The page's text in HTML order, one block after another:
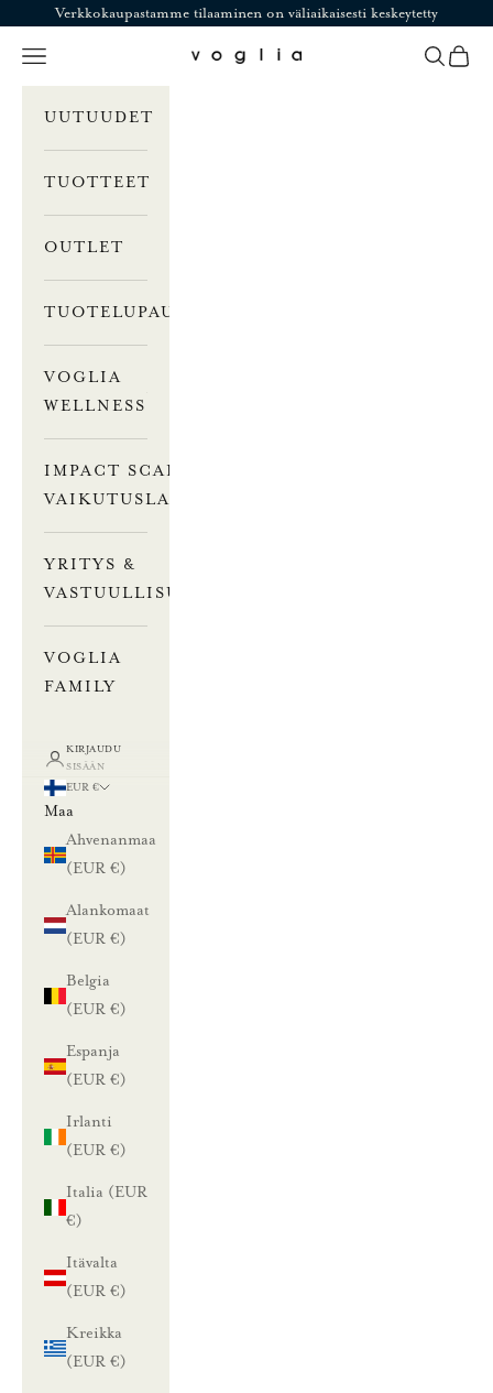
Siirry sisältöönVerkkokaupastamme tilaaminen on väliaikaisesti keskeytetty
Voglia
Valikko Haku
UUTUUDET
TUOTTEET
OUTLET
TUOTELUPAUS
VOGLIA
WELLNESS
IMPACT SCALE –
VAIKUTUSLASKURI
YRITYS &
VASTUULLISUUS
VOGLIA
FAMILY
KIRJAUDU
SISÄÄN
EUR €
Maa
Ahvenanmaa
(EUR €)
Alankomaat
(EUR €)
Belgia
(EUR €)
Espanja
(EUR €)
Irlanti
(EUR €)
Italia (EUR
€)
Itävalta
(EUR €)
Kreikka
(EUR €)